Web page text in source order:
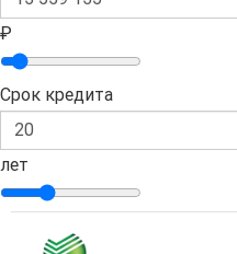
₽
Срок кредита
лет